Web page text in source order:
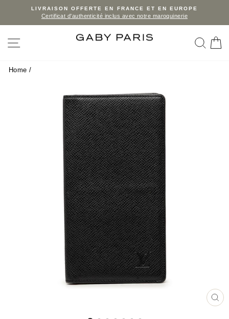
Pause
LIVRAISON OFFERTE EN FRANCE ET EN EUROPE
Certificat d'authenticité inclus avec notre maroquinerie
SITE NAVIGATION
Home /